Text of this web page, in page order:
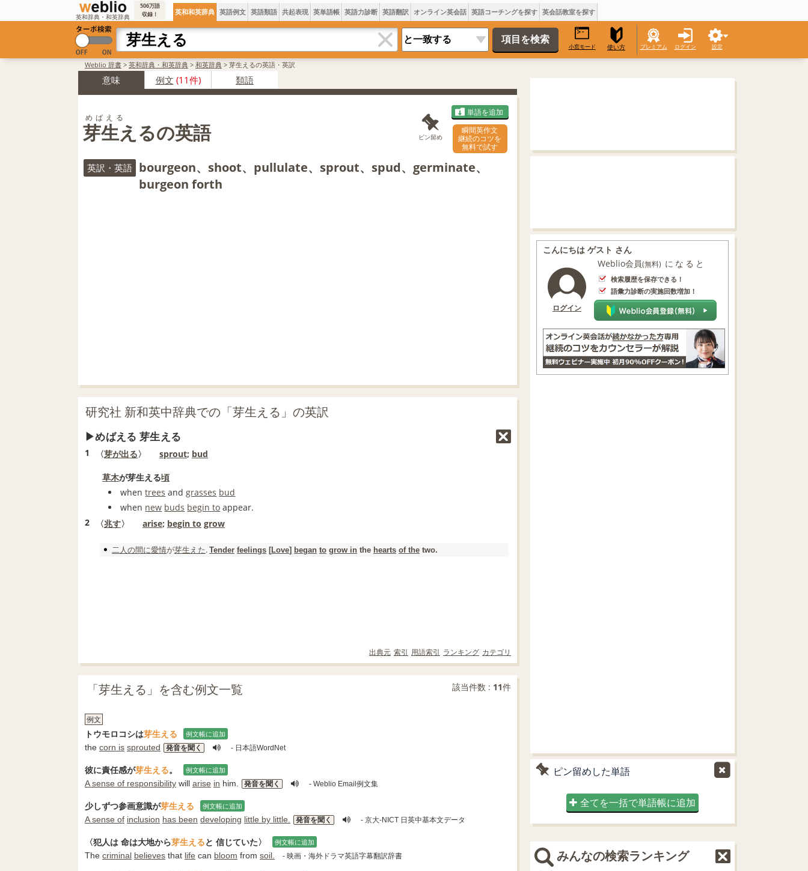
英和辞典・和英辞典
506万語
収録！
英和和英辞典 英語例文 英語類語 共起表現 英単語帳 英語力診断 英語翻訳 オンライン英会話 英語コーチングを探す 英会話教室を探す
小窓モード 使い方 プレミアム ログイン 設定
Weblio 辞書 > 英和辞典・和英辞典 > 和英辞典 > 芽生えるの英語・英訳
意味 例文 (11件) 類語
芽生えるの英語
めばえる
ピン留め
単語を追加
瞬間英作文
継続のコツを
無料で試す
英訳・英語 bourgeon、shoot、pullulate、sprout、spud、germinate、
burgeon forth
研究社 新和英中辞典での「芽生える」の英訳
めばえる 芽生える
1 〈芽が出る〉 sprout; bud
草木が芽生える頃
whentrees andgrasses bud
when new buds begin to appear.
2
〈兆す〉 arise; begin to grow
二人の間に愛情が芽生えた. Tender feelings [Love] began to grow in the hearts of the two.
出典元 索引 用語索引 ランキング カテゴリ
「芽生える」を含む例文一覧 該当件数 : 11件
例文
トウモロコシは芽生える 例文帳に追加
the corn is sprouted 発音を聞く - 日本語WordNet
彼に責任感が芽生える。 例文帳に追加
A sense of responsibility will arise in him. 発音を聞く - Weblio Email例文集
少しずつ参画意識が芽生える 例文帳に追加
A sense of inclusion has been developing little by little. 発音を聞く - 京大-NICT 日英中基本文データ
〈犯人は 命は大地から芽生えると 信じていた〉 例文帳に追加
The criminal believes that life can bloom from soil. - 映画・海外ドラマ英語字幕翻訳辞書
こんにちは ゲスト さん
ログイン
Weblio会員(無料) になると
検索履歴を保存できる！
語彙力診断の実施回数増加！
ピン留めした単語
全てを一括で単語帳に追加
みんなの検索ランキング